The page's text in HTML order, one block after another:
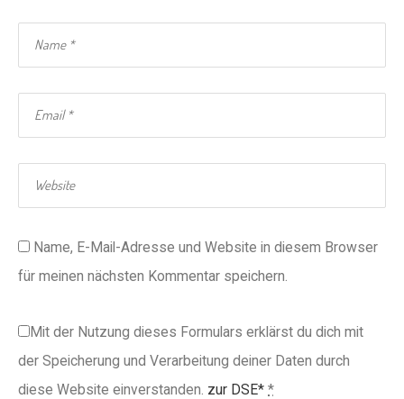
Name, E-Mail-Adresse und Website in diesem Browser
für meinen nächsten Kommentar speichern.
Mit der Nutzung dieses Formulars erklärst du dich mit
der Speicherung und Verarbeitung deiner Daten durch
diese Website einverstanden. zur DSE* *